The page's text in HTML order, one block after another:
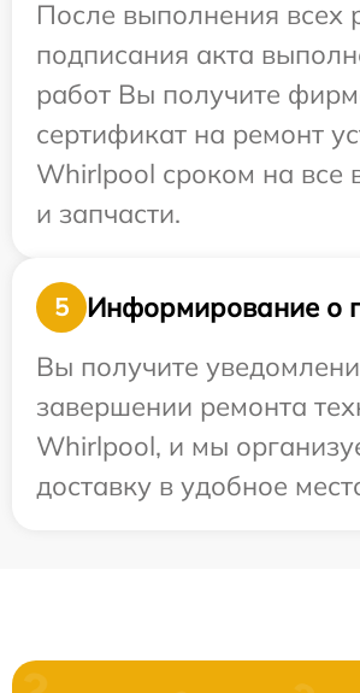
После выполнения всех
подписания акта
работ Вы получите
сертификат на ремонт
Whirlpool сроком на все
и запчасти.
5
Информирование о
Вы получите
завершении ремонта
Whirlpool, и мы
доставку в удобное